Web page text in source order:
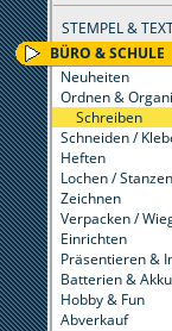
STEMPEL &
BÜRO & SCHULE
Neuheiten
Ordnen &
Schreiben
Schneiden /
Heften
Lochen / Stanzen
Zeichnen
Verpacken /
Einrichten
Präsentieren &
Batterien &
Hobby & Fun
Abverkauf